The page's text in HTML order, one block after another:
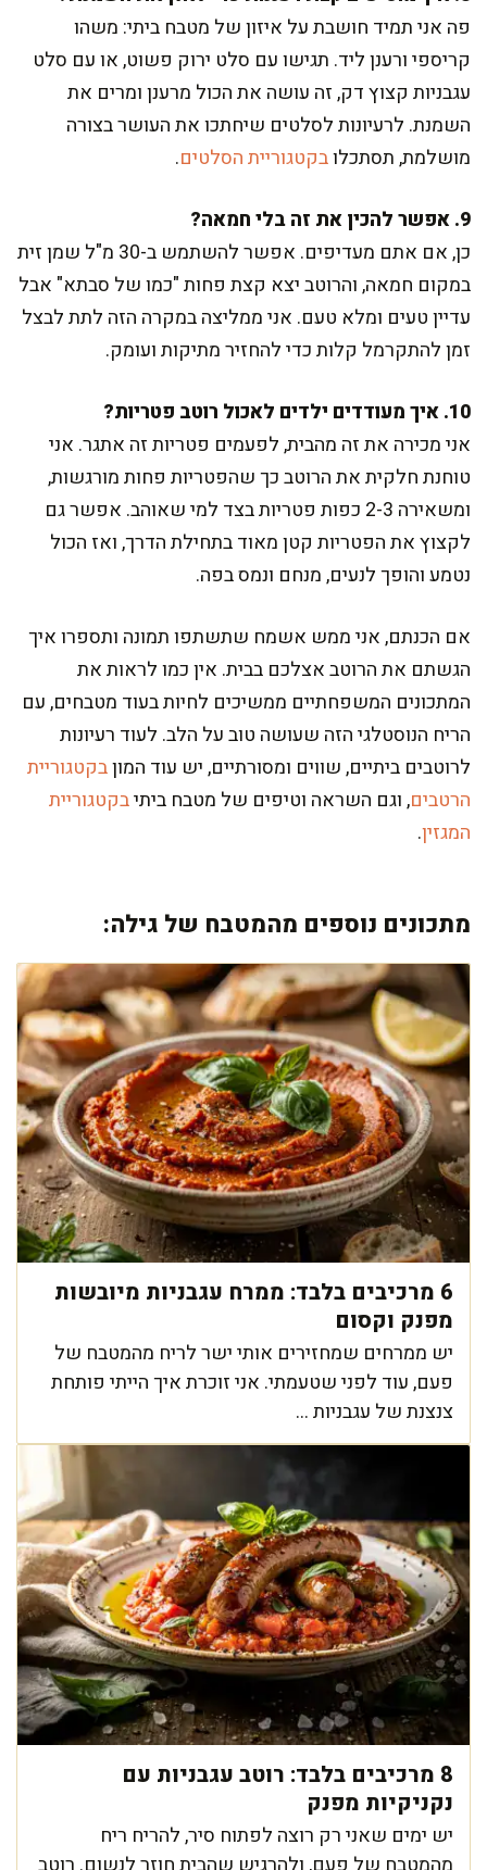
פה אני תמיד חושבת על איזון של מטבח ביתי: משהו
קריספי ורענן ליד. תגישו עם סלט ירוק פשוט, או עם סלט
עגבניות קצוץ דק, זה עושה את הכול מרענן ומרים את
השמנת. לרעיונות לסלטים שיחתכו את העושר בצורה
מושלמת, תסתכלובקטגוריית הסלטים.
9. אפשר להכין את זה בלי חמאה?
כן, אם אתם מעדיפים. אפשר להשתמש ב-30 מ"ל שמן זית
במקום חמאה, והרוטב יצא קצת פחות "כמו של סבתא" אבל
עדיין טעים ומלא טעם. אני ממליצה במקרה הזה לתת לבצל
זמן להתקרמל קלות כדי להחזיר מתיקות ועומק.
10. איך מעודדים ילדים לאכול רוטב פטריות?
אני מכירה את זה מהבית, לפעמים פטריות זה אתגר. אני
טוחנת חלקית את הרוטב כך שהפטריות פחות מורגשות,
ומשאירה 2-3 כפות פטריות בצד למי שאוהב. אפשר גם
לקצוץ את הפטריות קטן מאוד בתחילת הדרך, ואז הכול
נטמע והופך לנעים, מנחם ונמס בפה.
אם הכנתם, אני ממש אשמח שתשתפו תמונה ותספרו איך
הגשתם את הרוטב אצלכם בבית. אין כמו לראות את
המתכונים המשפחתיים ממשיכים לחיות בעוד מטבחים, עם
הריח הנוסטלגי הזה שעושה טוב על הלב. לעוד רעיונות
לרוטבים ביתיים, שווים ומסורתיים, יש עוד המוןבקטגוריית
הרטבים, וגם השראה וטיפים של מטבח ביתיבקטגוריית
המגזין.
מתכונים נוספים מהמטבח של גילה:
6 מרכיבים בלבד: ממרח עגבניות מיובשות
מפנק וקסום
יש ממרחים שמחזירים אותי ישר לריח מהמטבח של
פעם, עוד לפני שטעמתי. אני זוכרת איך הייתי פותחת
צנצנת של עגבניות ...
8 מרכיבים בלבד: רוטב עגבניות עם
נקניקיות מפנק
יש ימים שאני רק רוצה לפתוח סיר, להריח ריח